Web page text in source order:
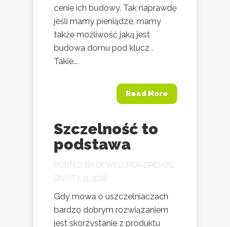
cenie ich budowy. Tak naprawdę
jeśli mamy pieniądze, mamy
także możliwość jaką jest
budowa domu pod klucz .
Takie...
Read More
Szczelność to
podstawa
POSTED BY DEWELOPER-ORIDA.PL
ON STY 21, 2018
Gdy mowa o uszczelniaczach
bardzo dobrym rozwiązaniem
jest skorzystanie z produktu